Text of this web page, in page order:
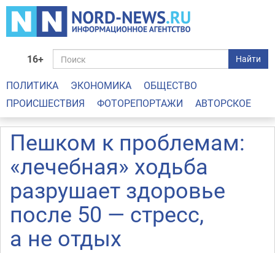
16+ Найти
ПОЛИТИКА ЭКОНОМИКА
ОБЩЕСТВО
ПРОИСШЕСТВИЯ
ФОТОРЕПОРТАЖИ АВТОРСКОЕ
Пешком к проблемам:
«лечебная» ходьба
разрушает здоровье
после 50 — стресс,
а не отдых